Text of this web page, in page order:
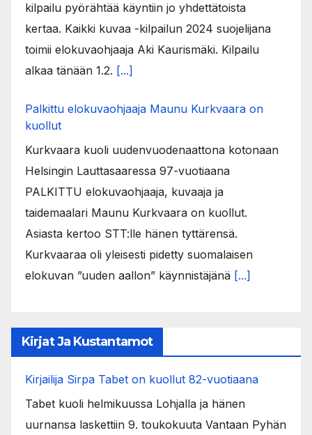
kilpailu pyörähtää käyntiin jo yhdettätoista
kertaa. Kaikki kuvaa -kilpailun 2024 suojelijana
toimii elokuvaohjaaja Aki Kaurismäki. Kilpailu
alkaa tänään 1.2. [...]
Palkittu elokuvaohjaaja Maunu Kurkvaara on
kuollut
Kurkvaara kuoli uudenvuodenaattona kotonaan
Helsingin Lauttasaaressa 97-vuotiaana
PALKITTU elokuvaohjaaja, kuvaaja ja
taidemaalari Maunu Kurkvaara on kuollut.
Asiasta kertoo STT:lle hänen tyttärensä.
Kurkvaaraa oli yleisesti pidetty suomalaisen
elokuvan ”uuden aallon” käynnistäjänä [...]
Kirjat Ja Kustantamot
Kirjailija Sirpa Tabet on kuollut 82-vuotiaana
Tabet kuoli helmikuussa Lohjalla ja hänen
uurnansa laskettiin 9. toukokuuta Vantaan Pyhän